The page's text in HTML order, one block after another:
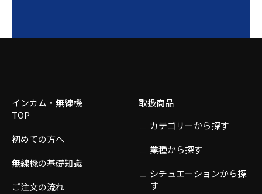
インカム・無線機
TOP
初めての方へ
無線機の基礎知識
ご注文の流れ
取扱商品
カテゴリーから探す
業種から探す
シチュエーションから探
す